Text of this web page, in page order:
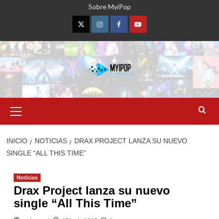
Sobre MyiPop
TwitterInstagramFacebookYouTube
primario
INICIO NOTICIAS
DRAX PROJECT LANZA SU NUEVO
SINGLE “ALL THIS TIME”
Noticias
Drax Project lanza su nuevo
single “All This Time”